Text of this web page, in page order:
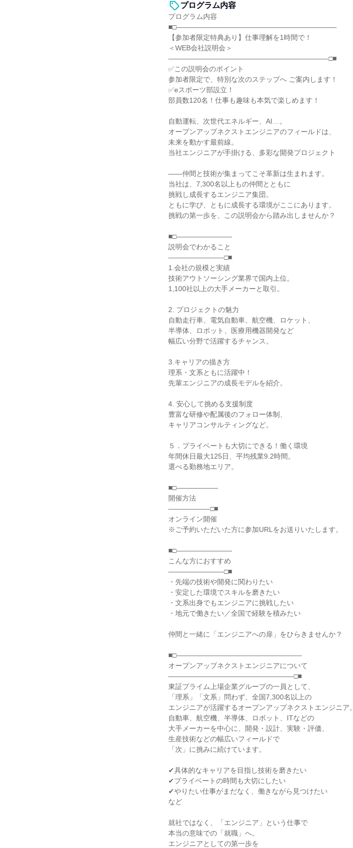
プログラム内容
プログラム内容
■□―――――――――――――――――――――――
【参加者限定特典あり】仕事理解を1時間で！
＜WEB会社説明会＞
―――――――――――――――――――――――□■
✅この説明会のポイント
参加者限定で、特別な次のステップへ ご案内します！
✅eスポーツ部設立！
部員数120名！仕事も趣味も本気で楽しめます！
自動運転、次世代エネルギー、AI…。
オープンアップネクストエンジニアのフィールドは、
未来を動かす最前線。
当社エンジニアが手掛ける、多彩な開発プロジェクト
――仲間と技術が集まってこそ革新は生まれます。
当社は、7,300名以上もの仲間とともに
挑戦し成長するエンジニア集団。
ともに学び、ともに成長する環境がここにあります。
挑戦の第一歩を、この説明会から踏み出しませんか？
■□――――――――
説明会でわかること
――――――――□■
1.会社の規模と実績
技術アウトソーシング業界で国内上位。
1,100社以上の大手メーカーと取引。
2. プロジェクトの魅力
自動走行車、電気自動車、航空機、ロケット、
半導体、ロボット、医療用機器開発など
幅広い分野で活躍するチャンス。
3.キャリアの描き方
理系・文系ともに活躍中！
先輩エンジニアの成長モデルを紹介。
4. 安心して挑める支援制度
豊富な研修や配属後のフォロー体制、
キャリアコンサルティングなど。
５．プライベートも大切にできる！働く環境
年間休日最大125日、平均残業9.2時間。
選べる勤務地エリア。
■□――――――
開催方法
――――――□■
オンライン開催
※ご予約いただいた方に参加URLをお送りいたします。
■□――――――――
こんな方におすすめ
――――――――□■
・先端の技術や開発に関わりたい
・安定した環境でスキルを磨きたい
・文系出身でもエンジニアに挑戦したい
・地元で働きたい／全国で経験を積みたい
仲間と一緒に「エンジニアへの扉」をひらきませんか？
■□――――――――――――――――――
オープンアップネクストエンジニアについて
――――――――――――――――――□■
東証プライム上場企業グループの一員として、
「理系」「文系」問わず、全国7,300名以上の
エンジニアが活躍するオープンアップネクストエンジニア。
自動車、航空機、半導体、ロボット、ITなどの
大手メーカーを中心に、開発・設計、実験・評価、
生産技術などの幅広いフィールドで
「次」に挑みに続けています。
✔具体的なキャリアを目指し技術を磨きたい
✔プライベートの時間も大切にしたい
✔やりたい仕事がまだなく、働きながら見つけたい
など
就社ではなく、「エンジニア」という仕事で
本当の意味での「就職」へ。
エンジニアとしての第一歩を